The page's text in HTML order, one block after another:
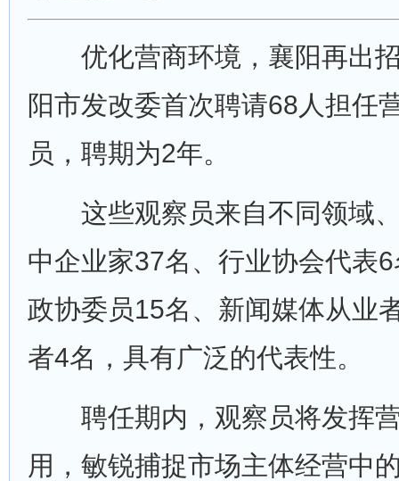
优化营商环境，襄阳再出招
阳市发改委首次聘请68人担任
员，聘期为2年。
这些观察员来自不同领域、
中企业家37名、行业协会代表
政协委员15名、新闻媒体从业
者4名，具有广泛的代表性。
聘任期内，观察员将发挥营
用，敏锐捕捉市场主体经营中